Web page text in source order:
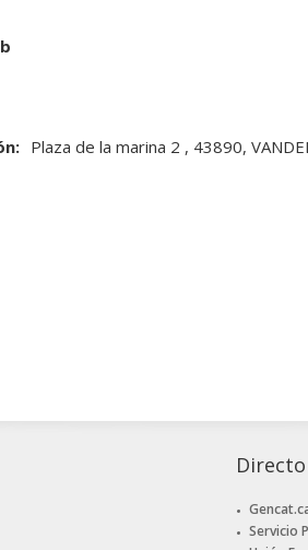
Plaza de la marina 2 , 43890,
Servicio